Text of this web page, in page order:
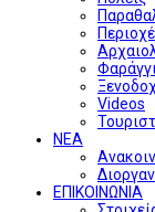
Videos
ΝΕΑ
ΕΠΙΚΟΙΝΩΝΙΑ